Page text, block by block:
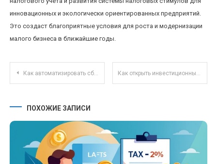
инновационных и экологически ориентированных предприятий.
Это создаст благоприятные условия для роста и модернизации
малого бизнеса в ближайшие годы.
Навигация по записям
Как автоматизировать сбережения и не думать о деньгах ежедневно Как открыть инвестиционный счёт: пошаговая инструкция для новичков на реальных платформах
ПОХОЖИЕ ЗАПИСИ